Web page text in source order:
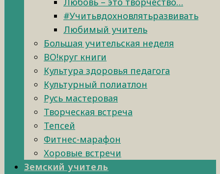
#Учитьвдохновлятьразвивать
Любимый учитель
Большая учительская неделя
ВО!круг книги
Культура здоровья педагога
Культурный полиатлон
Русь мастеровая
Творческая встреча
Тепсей
Фитнес-марафон
Хоровые встречи
Земский учитель